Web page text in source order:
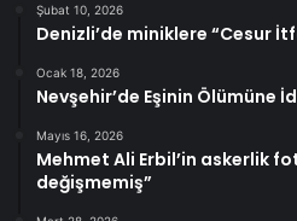
Şubat 10, 2026
Denizli’de miniklere “Cesur
Ocak 18, 2026
Nevşehir’de Eşinin Ölümüne
Mayıs 16, 2026
Mehmet Ali Erbil’in askerlik
değişmemiş”